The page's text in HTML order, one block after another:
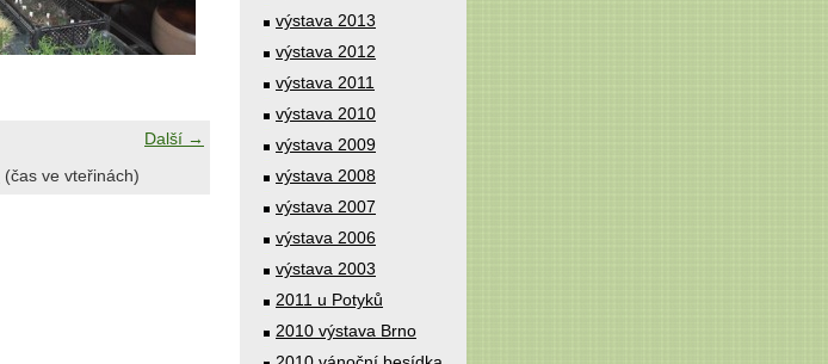
Další →
(čas ve vteřinách)
výstava 2013
výstava 2012
výstava 2011
výstava 2010
výstava 2009
výstava 2008
výstava 2007
výstava 2006
výstava 2003
2011 u Potyků
2010 výstava Brno